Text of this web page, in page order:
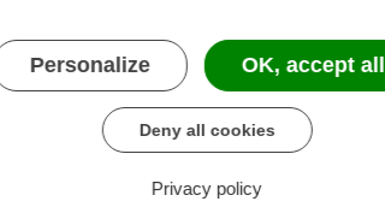
Personalize OK, accept all
Deny all cookies
Privacy policy